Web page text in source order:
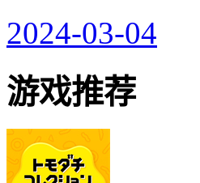
2024-03-04
游戏推荐